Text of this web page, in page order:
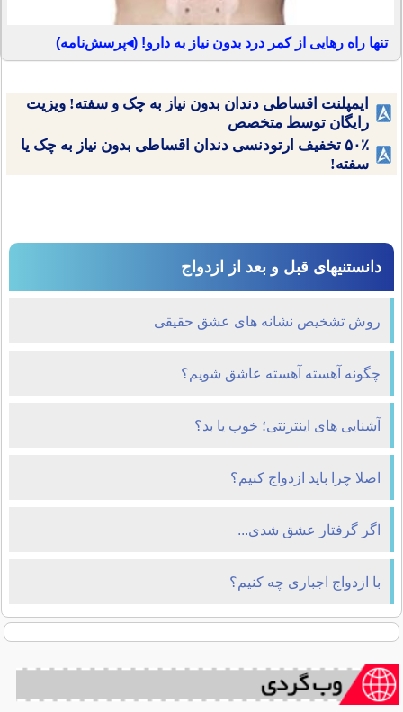
تنها راه رهایی از کمر درد بدون نیاز به دارو! (◂پرسش‌نامه)
ایمپلنت اقساطی دندان بدون نیاز به چک و سفته! ویزیت
رایگان توسط متخصص
۵۰٪ تخفیف ارتودنسی دندان اقساطی بدون نیاز به چک یا
سفته!
دانستنیهای قبل و بعد از ازدواج
روش تشخیص نشانه های عشق حقیقی
چگونه آهسته آهسته عاشق شویم؟
آشنایی های اینترنتی؛ خوب یا بد؟
اصلا چرا باید ازدواج کنیم؟
اگر گرفتار عشق شدی...
با ازدواج اجباری چه کنیم؟